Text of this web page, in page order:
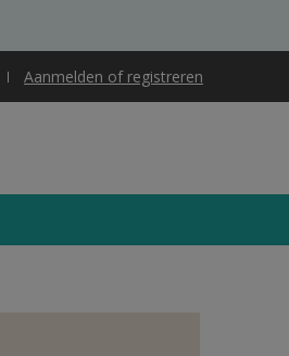
Aanmelden of registreren